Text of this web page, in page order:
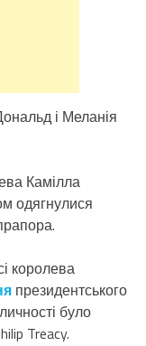
і Меланія
Камілла
одягнулися
королева
президентського
було
Treacy.